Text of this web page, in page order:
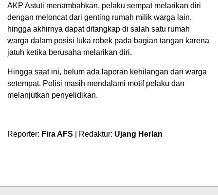
AKP Astuti menambahkan, pelaku sempat melarikan diri
dengan meloncat dari genting rumah milik warga lain,
hingga akhirnya dapat ditangkap di salah satu rumah
warga dalam posisi luka robek pada bagian tangan karena
jatuh ketika berusaha melarikan diri.
Hingga saat ini, belum ada laporan kehilangan dari warga
setempat. Polisi masih mendalami motif pelaku dan
melanjutkan penyelidikan.
Reporter: Fira AFS | Redaktur: Ujang Herlan